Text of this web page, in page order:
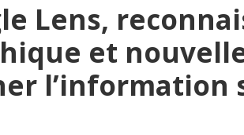
Lens,
et
l’information